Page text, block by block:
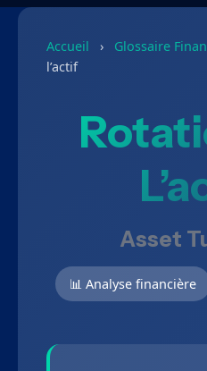
Accueil › Glossaire
l’actif
Asset
📊 Analyse financière